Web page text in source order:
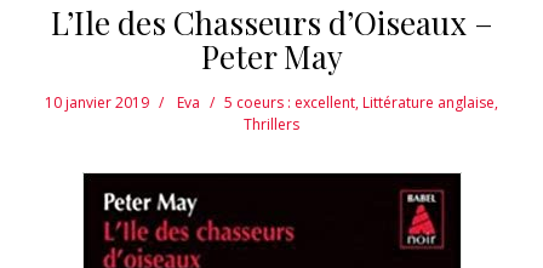
L’Ile des Chasseurs d’Oiseaux –
Peter May
10 janvier 2019 Eva 5 coeurs : excellent,Littérature anglaise,
Thrillers